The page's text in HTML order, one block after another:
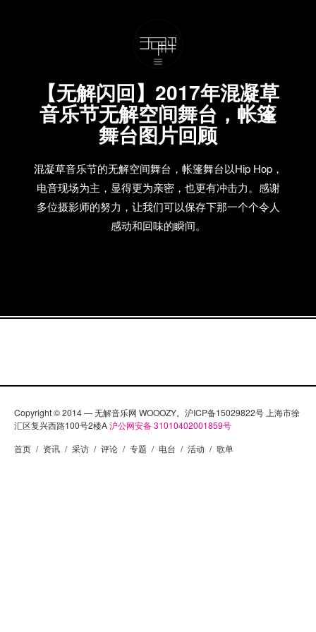
【无解闪回】2017年混凝草
音乐节无解空间舞台，帐篷
舞台图片回顾
混凝草音乐节的无解空间舞台，帐篷舞台以Hip Hop，
电音现场为主，显得更为亲密，也更有冲击力。感谢
多位摄影师的努力，让我们可以保存下那一个个令人
感动和回味的瞬间。
Copyright © 2014 — 无解音乐网 WOOOZY。沪ICP备15029822号 上海市徐
汇区复兴西路100号2楼A沪公网安备 31010402001859号
首页 / 资讯 / 采访 / 评论 / 专题 / 电台 / 活动 / 歌单